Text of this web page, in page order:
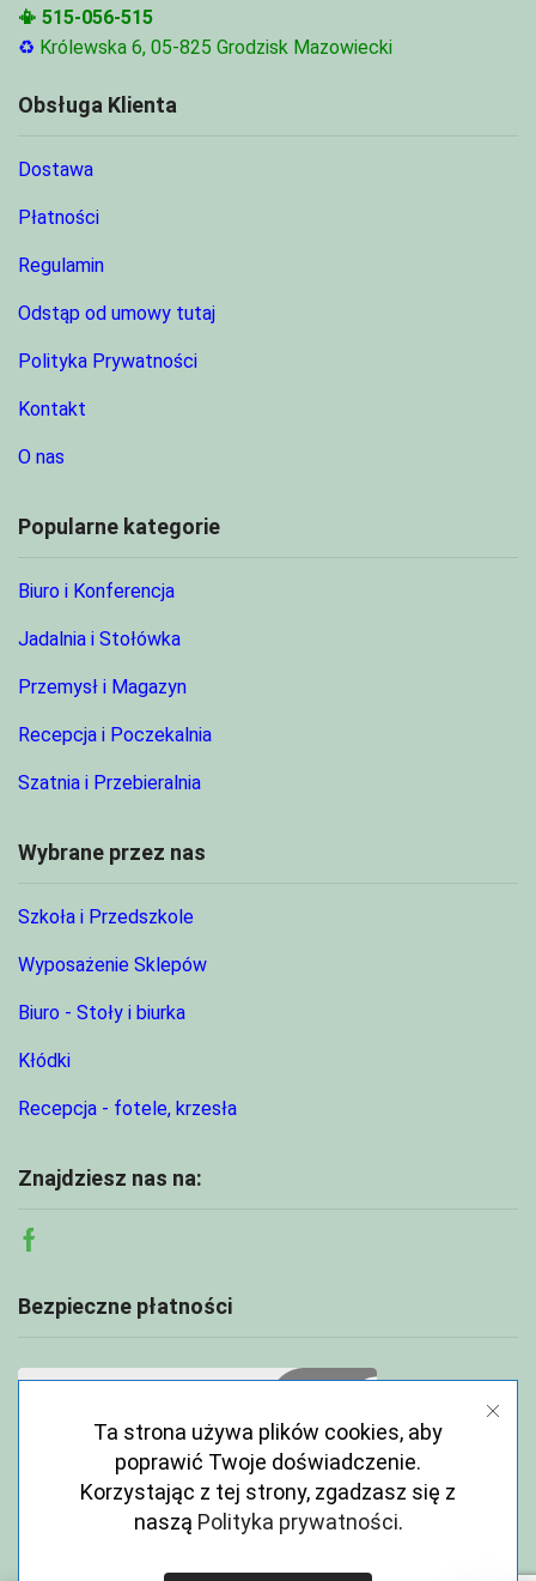
📳 515-056-515
♻ Królewska 6, 05-825 Grodzisk Mazowiecki
Obsługa Klienta
Dostawa
Płatności
Regulamin
Odstąp od umowy tutaj
Polityka Prywatności
Kontakt
O nas
Popularne kategorie
Biuro i Konferencja
Jadalnia i Stołówka
Przemysł i Magazyn
Recepcja i Poczekalnia
Szatnia i Przebieralnia
Wybrane przez nas
Szkoła i Przedszkole
Wyposażenie Sklepów
Biuro - Stoły i biurka
Kłódki
Recepcja - fotele, krzesła
Znajdziesz nas na:
Facebook
Bezpieczne płatności
Ta strona używa plików cookies, aby
poprawić Twoje doświadczenie.
Korzystając z tej strony, zgadzasz się z
naszą Polityka prywatności.